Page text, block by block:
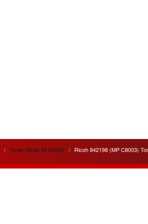
Toner Ricoh IM C6500 Ricoh 842198 (MP C8003)